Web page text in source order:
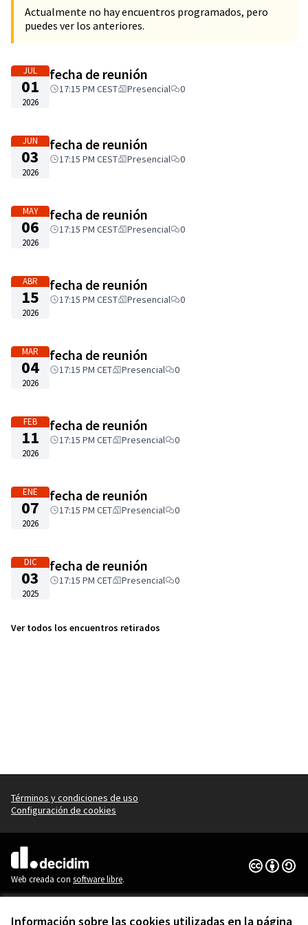
Información sobre las cookies utilizadas en la página
Actualmente no hay encuentros programados, pero
puedes ver los anteriores.
JUL
01
2026
fecha de reunión
17:15 PM CEST Presencial 0
JUN
03
2026
fecha de reunión
17:15 PM CEST Presencial 0
MAY
06
2026
fecha de reunión
17:15 PM CEST Presencial 0
ABR
15
2026
fecha de reunión
17:15 PM CEST Presencial 0
MAR
04
2026
fecha de reunión
17:15 PM CET Presencial 0
FEB
11
2026
fecha de reunión
17:15 PM CET Presencial 0
ENE
07
2026
fecha de reunión
17:15 PM CET Presencial 0
DIC
03
2025
fecha de reunión
17:15 PM CET Presencial 0
Ver todos los encuentros retirados
Términos y condiciones de uso
Configuración de cookies
(Enlace externo)
Web creada con software libre.
Con
(Enlace